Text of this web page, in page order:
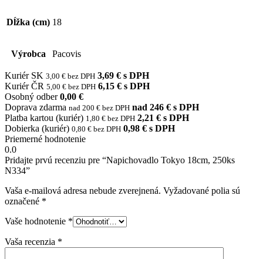
Dĺžka (cm) 18
Výrobca Pacovis
Kuriér SK 3,00 € bez DPH 3,69 € s DPH
Kuriér ČR 5,00 € bez DPH 6,15 € s DPH
Osobný odber 0,00 €
Doprava zdarma nad 200 € bez DPH nad 246 € s DPH
Platba kartou (kuriér) 1,80 € bez DPH 2,21 € s DPH
Dobierka (kuriér) 0,80 € bez DPH 0,98 € s DPH
Priemerné hodnotenie
0.0
Pridajte prvú recenziu pre “Napichovadlo Tokyo 18cm, 250ks
N334”
Vaša e-mailová adresa nebude zverejnená. Vyžadované polia sú
označené *
Vaše hodnotenie *
Vaša recenzia *